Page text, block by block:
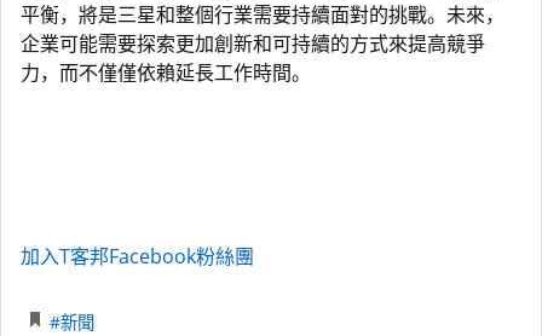
平衡，將是三星和整個行業需要持續面對的挑戰。未來，
企業可能需要探索更加創新和可持續的方式來提高競爭
力，而不僅僅依賴延長工作時間。
加入T客邦Facebook粉絲團
#新聞